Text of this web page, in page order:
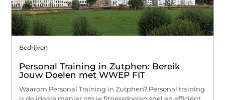
Bedrijven
Personal Training in Zutphen: Bereik
Jouw Doelen met WWEP FIT
Waarom Personal Training in Zutphen? Personal training
is de ideale manier om je fitnessdoelen snel en efficiënt